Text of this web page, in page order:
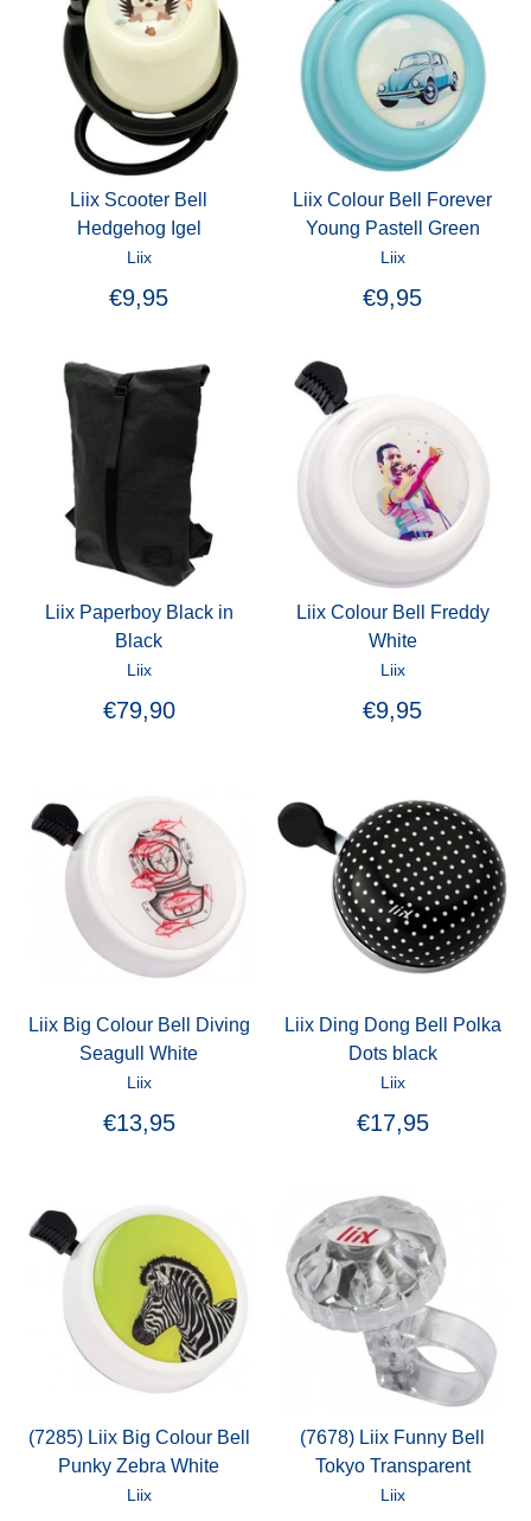
Liix Scooter Bell
Hedgehog Igel
Liix
€9,95
Liix Colour Bell Forever
Young Pastell Green
Liix
€9,95
Liix Paperboy Black in
Black
Liix
€79,90
Liix Colour Bell Freddy
White
Liix
€9,95
Liix Big Colour Bell Diving
Seagull White
Liix
€13,95
Liix Ding Dong Bell Polka
Dots black
Liix
€17,95
(7285) Liix Big Colour Bell
Punky Zebra White
Liix
(7678) Liix Funny Bell
Tokyo Transparent
Liix